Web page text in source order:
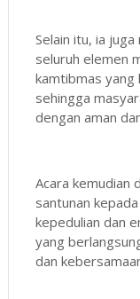
Selain itu, ia
seluruh elemen
kamtibmas yang
sehingga
dengan aman
Acara kemudian
santunan
kepedulian dan
yang
dan